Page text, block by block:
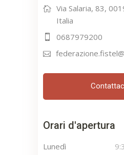
Via Salaria, 83,
Italia
0687979200
Orari d'apertura
Lunedì